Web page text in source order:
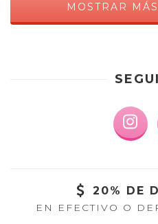
MOSTRAR
20% DE
EN EFECTIVO O